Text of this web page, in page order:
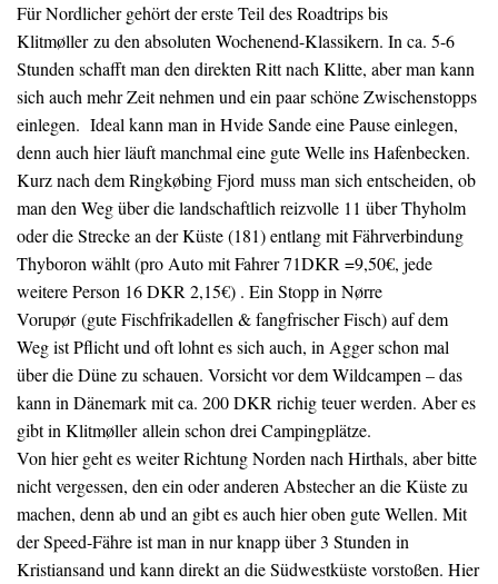
Für Nordlicher gehört der erste Teil des Roadtrips bis
Klitmøller zu den absoluten Wochenend-Klassikern. In ca. 5-6
Stunden schafft man den direkten Ritt nach Klitte, aber man kann
sich auch mehr Zeit nehmen und ein paar schöne Zwischenstopps
einlegen. Ideal kann man in Hvide Sande eine Pause einlegen,
denn auch hier läuft manchmal eine gute Welle ins Hafenbecken.
Kurz nach dem Ringkøbing Fjord muss man sich entscheiden, ob
man den Weg über die landschaftlich reizvolle 11 über Thyholm
oder die Strecke an der Küste (181) entlang mit Fährverbindung
Thyboron wählt (pro Auto mit Fahrer 71DKR =9,50€, jede
weitere Person 16 DKR 2,15€) . Ein Stopp in Nørre
Vorupør (gute Fischfrikadellen & fangfrischer Fisch) auf dem
Weg ist Pflicht und oft lohnt es sich auch, in Agger schon mal
über die Düne zu schauen. Vorsicht vor dem Wildcampen – das
kann in Dänemark mit ca. 200 DKR richig teuer werden. Aber es
gibt in Klitmøller allein schon drei Campingplätze.
Von hier geht es weiter Richtung Norden nach Hirthals, aber bitte
nicht vergessen, den ein oder anderen Abstecher an die Küste zu
machen, denn ab und an gibt es auch hier oben gute Wellen. Mit
der Speed-Fähre ist man in nur knapp über 3 Stunden in
Kristiansand und kann direkt an die Südwestküste vorstoßen. Hier